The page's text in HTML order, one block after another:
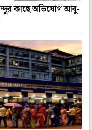
কাছে অভিযোগ আবু-